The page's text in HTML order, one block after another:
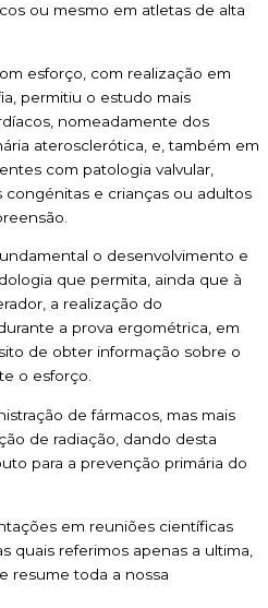
ou mesmo em atletas de alta
esforço, com realização em
permitiu o estudo mais
nomeadamente dos
aterosclerótica, e, também em
com patologia valvular,
congénitas e crianças ou adultos
o desenvolvimento e
que permita, ainda que à
a realização do
a prova ergométrica, em
de obter informação sobre o
o esforço.
de fármacos, mas mais
de radiação, dando desta
para a prevenção primária do
em reuniões científicas
quais referimos apenas a ultima,
resume toda a nossa